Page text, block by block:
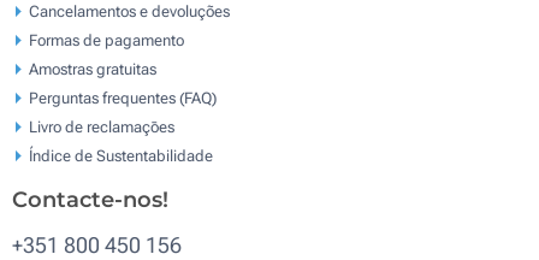
Cancelamentos e devoluções
Formas de pagamento
Amostras gratuitas
Perguntas frequentes (FAQ)
Livro de reclamaçōes
Índice de Sustentabilidade
Contacte-nos!
+351 800 450 156